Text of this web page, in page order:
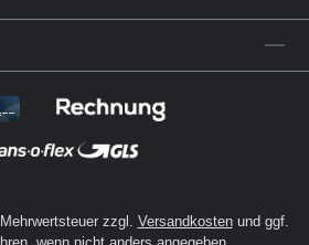
und reibungslose